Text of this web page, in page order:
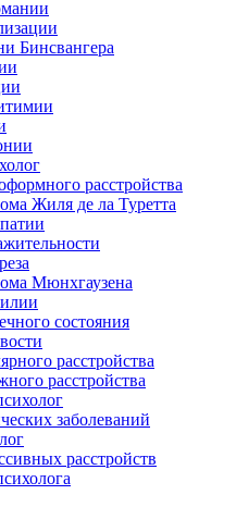
Бинсвангера
расстройства
Жиля де ла Туретта
Мюнхгаузена
состояния
расстройства
расстройства
заболеваний
расстройств